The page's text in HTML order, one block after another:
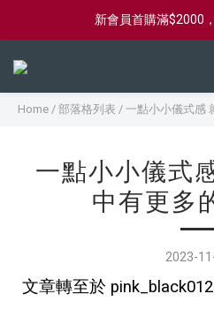
新會員首購滿$2000
新會員首購滿$2000
滿$2000免運，海外
Home / 部落格列表 / 一點小小儀式感
一點小小儀式
中有更多
2023-
文章轉至於